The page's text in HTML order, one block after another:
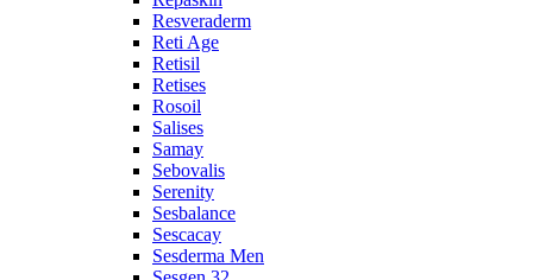
Resveraderm
Reti Age
Retisil
Retises
Rosoil
Salises
Samay
Sebovalis
Serenity
Sesbalance
Sescacay
Sesderma Men